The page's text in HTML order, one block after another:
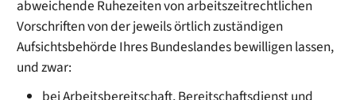
abweichende Ruhezeiten von arbeitszeitrechtlichen
Vorschriften von der jeweils örtlich zuständigen
Aufsichtsbehörde Ihres Bundeslandes bewilligen lassen,
und zwar: